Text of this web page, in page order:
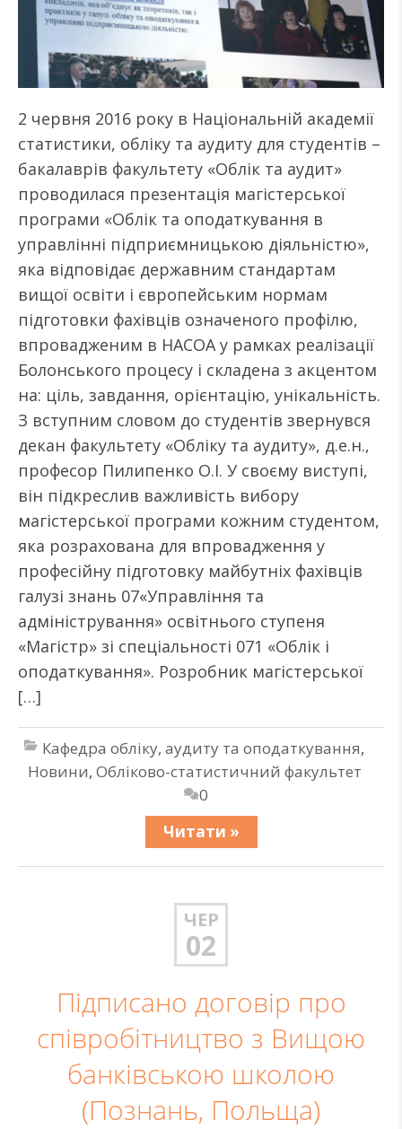
2 червня 2016 року в Національній академії
статистики, обліку та аудиту для студентів –
бакалаврів факультету «Облік та аудит»
проводилася презентація магістерської
програми «Облік та оподаткування в
управлінні підприємницькою діяльністю»,
яка відповідає державним стандартам
вищої освіти і європейським нормам
підготовки фахівців означеного профілю,
впровадженим в НАСОА у рамках реалізації
Болонського процесу і складена з акцентом
на: ціль, завдання, орієнтацію, унікальність.
З вступним словом до студентів звернувся
декан факультету «Обліку та аудиту», д.е.н.,
професор Пилипенко О.І. У своєму виступі,
він підкреслив важливість вибору
магістерської програми кожним студентом,
яка розрахована для впровадження у
професійну підготовку майбутніх фахівців
галузі знань 07«Управління та
адміністрування» освітнього ступеня
«Магістр» зі спеціальності 071 «Облік і
оподаткування». Розробник магістерської
[…]
Кафедра обліку, аудиту та оподаткування,
Новини, Обліково-статистичний факультет
0
Читати »
ЧЕР
02
Підписано договір про
співробітництво з Вищою
банківською школою
(Познань, Польща)